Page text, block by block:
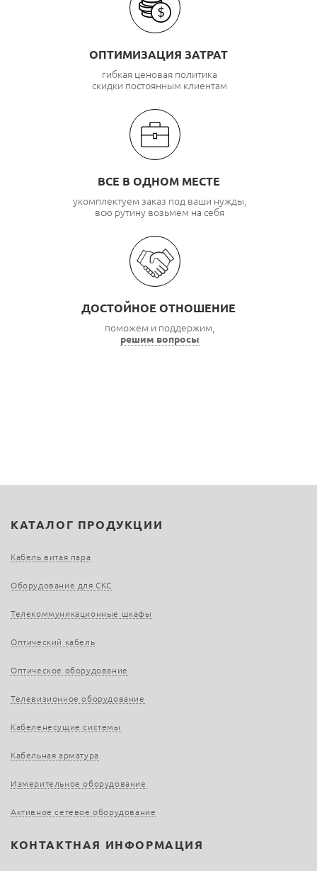
ОПТИМИЗАЦИЯ ЗАТРАТ
гибкая ценовая политика
скидки постоянным клиентам
ВСЕ В ОДНОМ МЕСТЕ
укомплектуем заказ под ваши нужды,
всю рутину возьмем на себя
ДОСТОЙНОЕ ОТНОШЕНИЕ
поможем и поддержим,
решим вопросы
КАТАЛОГ ПРОДУКЦИИ
Кабель витая пара
Оборудование для СКС
Телекоммуникационные шкафы
Оптический кабель
Оптическое оборудование
Телевизионное оборудование
Кабеленесущие системы
Кабельная арматура
Измерительное оборудование
Активное сетевое оборудование
КОНТАКТНАЯ ИНФОРМАЦИЯ